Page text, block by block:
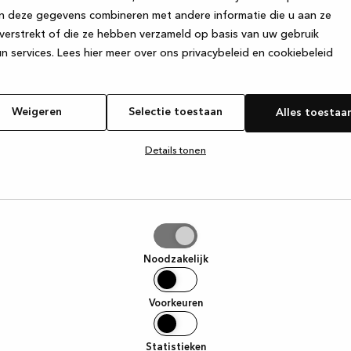
deze gegevens combineren met andere informatie die u aan ze
of die ze hebben verzameld op basis van uw gebruik
services. Lees hier meer over ons privacybeleid en cookiebeleid
Weigeren Selectie toestaan Alles
Details tonen
Noodzakelijk
Voorkeuren
Statistieken
has occurred while loadingwww.kvik.be (see the